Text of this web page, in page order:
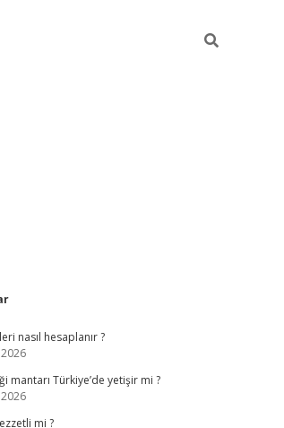
nasıl hesaplanır ?
mantarı Türkiye’de yetişir mi ?
mi ?